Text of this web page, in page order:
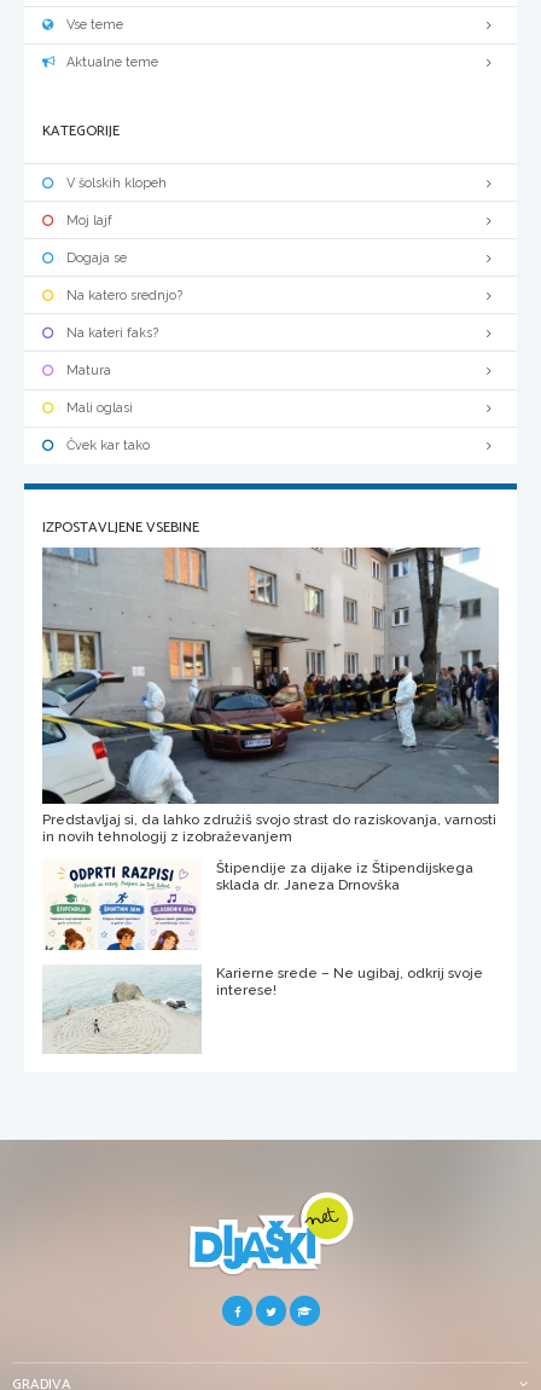
Vse teme
Aktualne teme
KATEGORIJE
V šolskih klopeh
Moj lajf
Dogaja se
Na katero srednjo?
Na kateri faks?
Matura
Mali oglasi
Čvek kar tako
IZPOSTAVLJENE VSEBINE
Predstavljaj si, da lahko združiš svojo strast do raziskovanja, varnosti
in novih tehnologij z izobraževanjem
Štipendije za dijake iz Štipendijskega
sklada dr. Janeza Drnovška
Karierne srede – Ne ugibaj, odkrij svoje
interese!
GRADIVA